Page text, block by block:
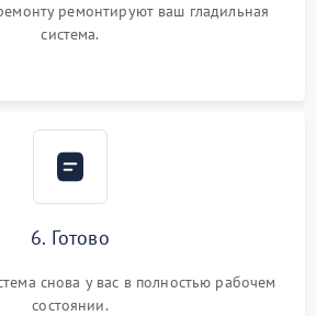
ремонтируют ваш гладильная
система.
6. Готово
снова у вас в полностью рабочем
состоянии.